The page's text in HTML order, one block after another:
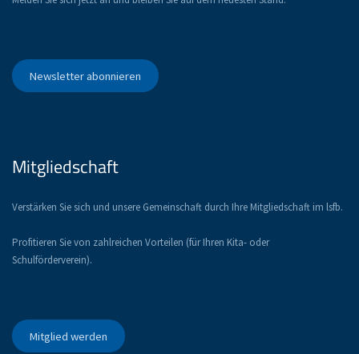
Newsletter abonnieren
Mitgliedschaft
Verstärken Sie sich und unsere Gemeinschaft durch Ihre Mitgliedschaft im lsfb.
Profitieren Sie von zahlreichen Vorteilen (für Ihren Kita- oder
Schulförderverein).
Mitglied werden